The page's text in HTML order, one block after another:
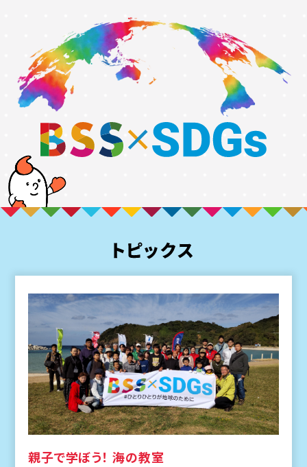
親子で学ぼう！ 海の教室